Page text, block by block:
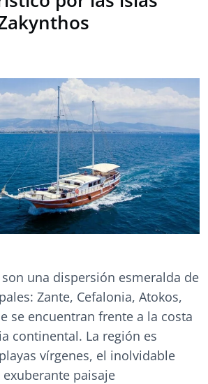
son una dispersión esmeralda de
Zante, Cefalonia, Atokos,
se encuentran frente a la costa
continental. La región es
vírgenes, el inolvidable
paisaje